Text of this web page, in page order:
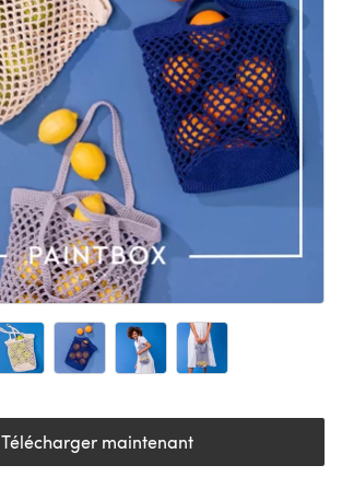
Télécharger maintenant(s'ouvre dans un nouvel